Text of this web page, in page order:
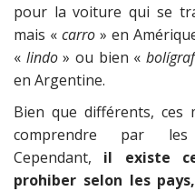
pour la voiture qui se
mais « carro » en
« lindo» ou bien «
en Argentine.
Bien que différents,
comprendre par les
Cependant, il existe
prohiber selon les